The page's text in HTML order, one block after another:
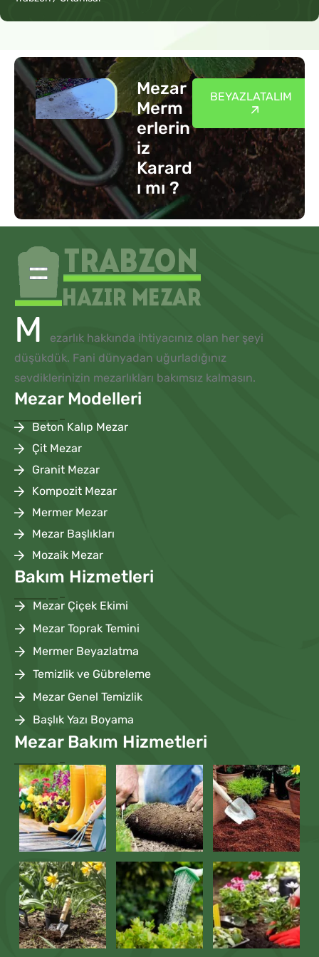
Mezar
Merm
erlerin
iz
Karard
ı mı ?
BEYAZLATALIM
M
ezarlık hakkında ihtiyacınız olan her şeyi
düşükdük. Fani dünyadan uğurladığınız
sevdiklerinizin mezarlıkları bakımsız kalmasın.
Mezar Modelleri
Beton Kalıp Mezar
Çit Mezar
Granit Mezar
Kompozit Mezar
Mermer Mezar
Mezar Başlıkları
Mozaik Mezar
Bakım Hizmetleri
Mezar Çiçek Ekimi
Mezar Toprak Temini
Mermer Beyazlatma
Temizlik ve Gübreleme
Mezar Genel Temizlik
Başlık Yazı Boyama
Mezar Bakım Hizmetleri